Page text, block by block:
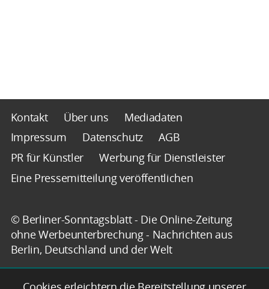
Kontakt Über uns
Mediadaten
Impressum
Datenschutz
AGB
PR für Künstler
Werbung für Dienstleister
Eine Pressemitteilung veröffentlichen
© Berliner-Sonntagsblatt - Die Online-Zeitung
ohne Werbeunterbrechung - Nachrichten aus
Berlin, Deutschland und der Welt